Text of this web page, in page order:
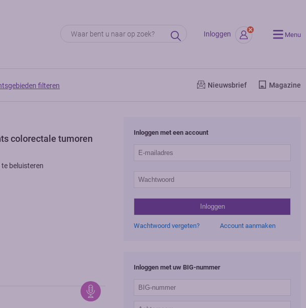
Inloggen Menu
filteren Nieuwsbrief Magazine
colorectale tumoren
beluisteren
Inloggen met een account
Wachtwoord vergeten? Account aanmaken
Inloggen met uw BIG-nummer